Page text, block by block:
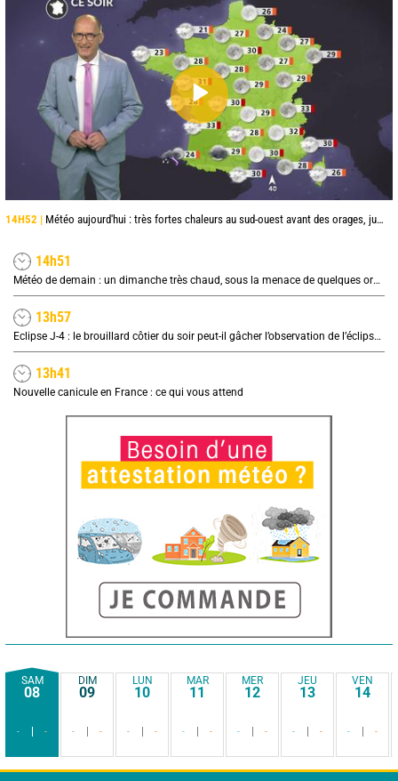
14H52 | Météo aujourd'hui : très fortes chaleurs au sud-ouest avant des orages, jusqu'à 39°C
14h51
Météo de demain : un dimanche très chaud, sous la menace de quelques orages
13h57
Eclipse J-4 : le brouillard côtier du soir peut-il gâcher l’observation de l’éclipse à la plage ?
13h41
Nouvelle canicule en France : ce qui vous attend
SAM
08
- -
DIM
09
- -
LUN
10
- -
MAR
11
- -
MER
12
- -
JEU
13
- -
VEN
14
- -